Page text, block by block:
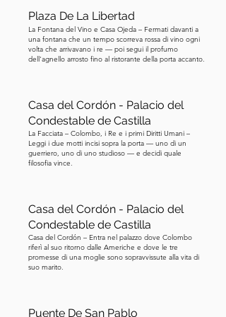
sono abbastanza recenti, ma
conferiscono alla cattedrale un senso
di potente verticalità. Questa statua
uno scettro, un oggetto simbolico che
rappresenta il potere reale e la
sovranità, guardando la cattedrale
come se la stesse ammirando. Fu un
Revival gotico si diffuse in Europa,
sostenne fortemente e finanziò il
completamento delle torri della
cattedrale secondo i piani gotici
medievali originali. Una storia
effettivamente al trono prima del
Plaza De La Libertad
La Fontana del Vino e Casa Ojeda – Fermati davanti a
una fontana che un tempo scorreva rossa di vino ogni
volta che arrivavano i re — poi segui il profumo
dell'agnello arrosto fino al ristorante della porta accanto.
Casa del Cordón - Palacio del
Condestable de Castilla
La Facciata – Colombo, i Re e i primi Diritti Umani –
Leggi i due motti incisi sopra la porta — uno di un
guerriero, uno di uno studioso — e decidi quale
filosofia vince.
Casa del Cordón - Palacio del
Condestable de Castilla
Casa del Cordón – Entra nel palazzo dove Colombo
riferì al suo ritorno dalle Americhe e dove le tre
promesse di una moglie sono sopravvissute alla vita di
suo marito.
Puente De San Pablo